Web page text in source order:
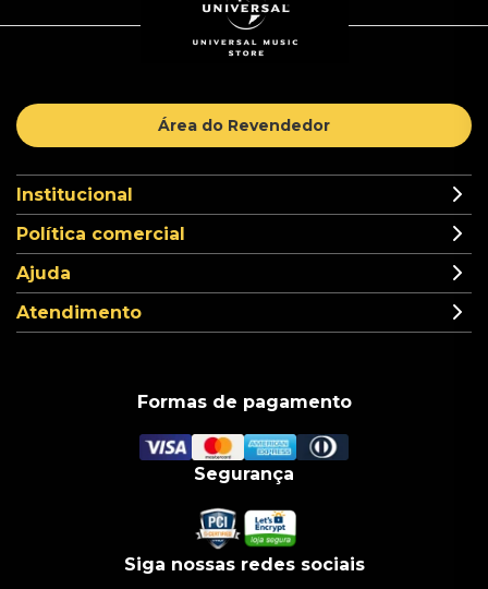
Área do Revendedor
Institucional
Política comercial
Ajuda
Atendimento
Formas de pagamento
Segurança
Siga nossas redes sociais